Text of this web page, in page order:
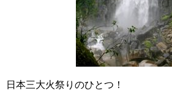
日本三大火祭りのひとつ！